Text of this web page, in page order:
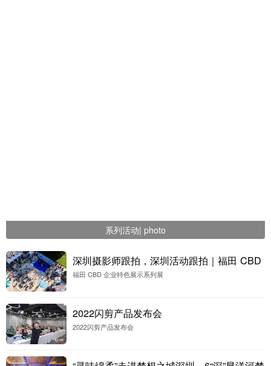
“寻味绵柔”走进梦想之城深圳，6“深”显洋河梦
想底色 深圳摄影公司
天湛蓝如海，风柔情似水。 5月19日，“梦之蓝之夜 2022寻味绵柔
全国巡礼”走进创新之都、美丽鹏城。来自深圳的200余名精英企
科技之旅 摇滚之夜 科技引领未来 摇滚燃烧
青春 北京大学光华管理学院EMBA150班 深
北京大学光华管理学院(Guanghua School of Management,Peking
University)前身是成立于1985年的北京大学经济管理系，1994年正
希捷科技 2019深圳安博会 深圳展会摄影 照